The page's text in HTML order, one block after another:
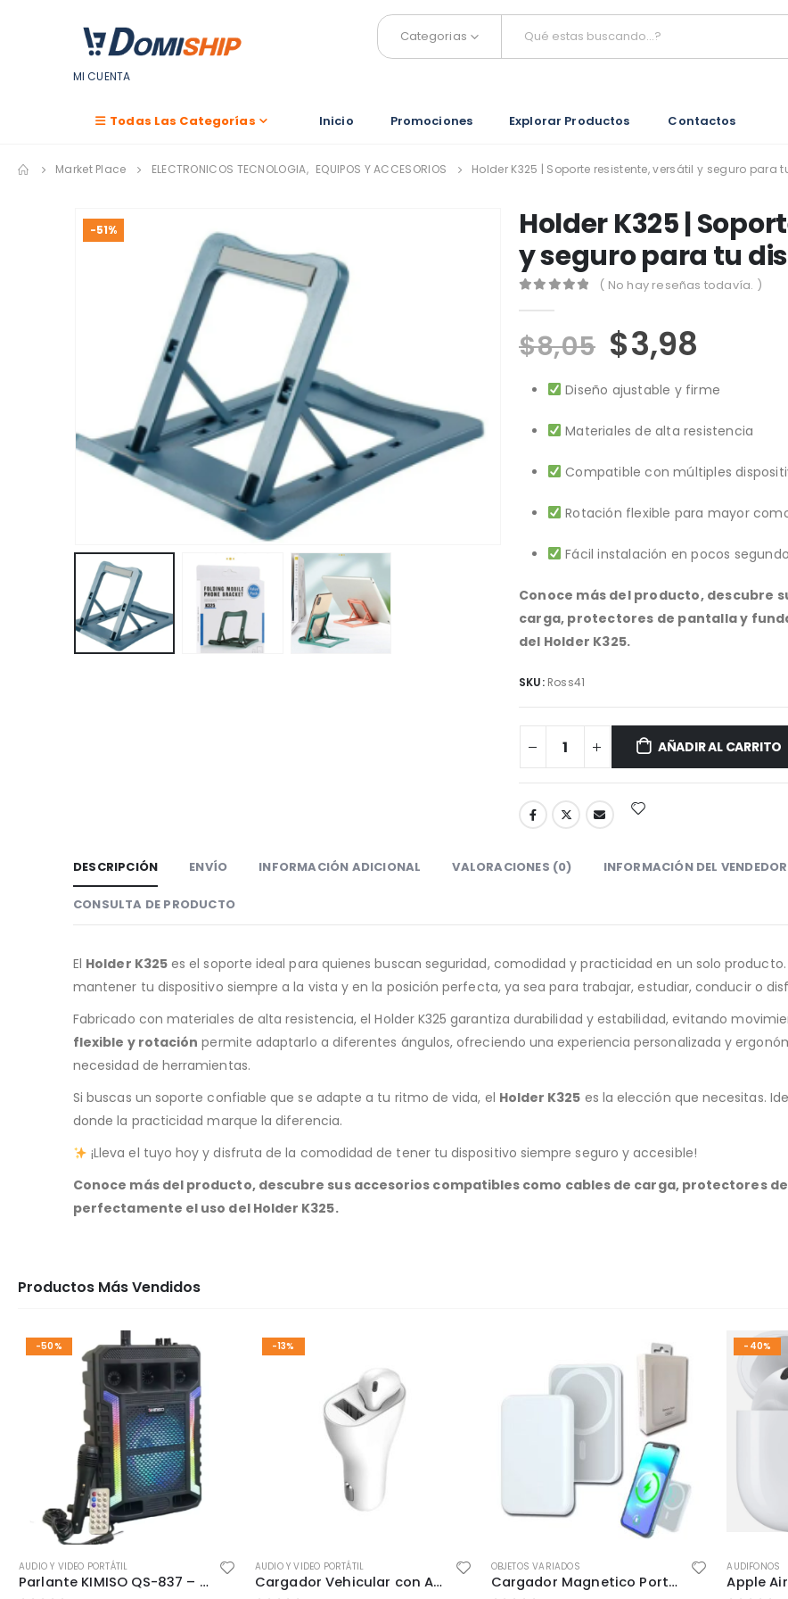
Categorias
MI CUENTA
Todas Las Categorías Inicio Promociones Explorar Productos Contactos
Market Place ELECTRONICOS TECNOLOGIA, EQUIPOS Y ACCESORIOS Holder K325 | Soporte resistente, versátil y seguro para
-51%
Holder K325 |
y seguro para tu
( No hay reseñas todavía. )
$8,05 $3,98
Diseño ajustable y firme
Materiales de alta resistencia
Compatible con múltiples
Rotación flexible para mayor
Fácil instalación en pocos
Conoce más del producto, descubre
carga, protectores de pantalla y
del Holder K325.
SKU: Ross41
AÑADIR AL CARRITO
DESCRIPCIÓN ENVÍO INFORMACIÓN ADICIONAL VALORACIONES (0) INFORMACIÓN DEL VENDEDOR
CONSULTA DE PRODUCTO
El Holder K325 es el soporte ideal para quienes buscan seguridad, comodidad y practicidad en un solo
mantener tu dispositivo siempre a la vista y en la posición perfecta, ya sea para trabajar, estudiar, conducir o
Fabricado con materiales de alta resistencia, el Holder K325 garantiza durabilidad y estabilidad, evitando
flexible y rotación permite adaptarlo a diferentes ángulos, ofreciendo una experiencia personalizada y
necesidad de herramientas.
Si buscas un soporte confiable que se adapte a tu ritmo de vida, el Holder K325 es la elección que necesitas.
donde la practicidad marque la diferencia.
¡Lleva el tuyo hoy y disfruta de la comodidad de tener tu dispositivo siempre seguro y accesible!
Conoce más del producto, descubre sus accesorios compatibles como cables de carga, protectores
perfectamente el uso del Holder K325.
Productos Más Vendidos
-50%
AUDIO Y VIDEO PORTÁTIL
Parlante KIMISO QS-837 – Barra Grande 8” con Micrófono y Graves Potentes
-13%
AUDIO Y VIDEO PORTÁTIL
Cargador Vehicular con Audífono Bluetooth – 2 en 1 Práctico y Moderno
OBJETOS VARIADOS
Cargador Magnetico Portatil
-40%
AUDIFONOS